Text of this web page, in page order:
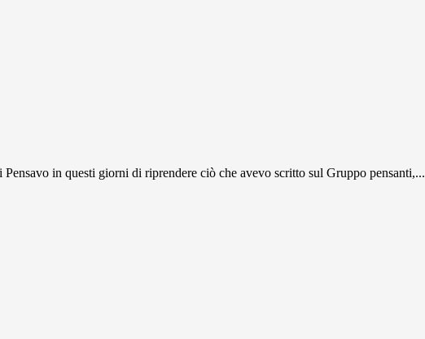
in questi giorni di riprendere ciò che avevo scritto sul Gruppo pensanti,...